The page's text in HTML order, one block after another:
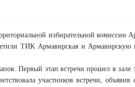
избирательной комиссии
ТИК Армавирская и
Первый этап встречи прошел в зале
участников встречи,